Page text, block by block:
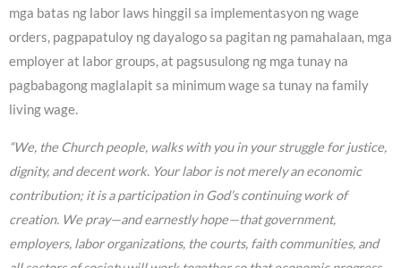
mga batas ng labor laws hinggil sa implementasyon ng wage
orders, pagpapatuloy ng dayalogo sa pagitan ng pamahalaan, mga
employer at labor groups, at pagsusulong ng mga tunay na
pagbabagong maglalapit sa minimum wage sa tunay na family
living wage.
“We, the Church people, walks with you in your struggle for justice,
dignity, and decent work. Your labor is not merely an economic
contribution; it is a participation in God’s continuing work of
creation. We pray—and earnestly hope—that government,
employers, labor organizations, the courts, faith communities, and